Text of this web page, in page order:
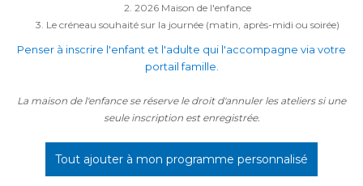
2. 2026 Maison de l'enfance
3. Le créneau souhaité sur la journée (matin, après-midi ou soirée)
Penser à inscrire l'enfant et l'adulte qui l'accompagne via votre
portail famille.
La maison de l'enfance se réserve le droit d'annuler les ateliers si une
seule inscription est enregistrée.
Tout ajouter à mon programme personnalisé